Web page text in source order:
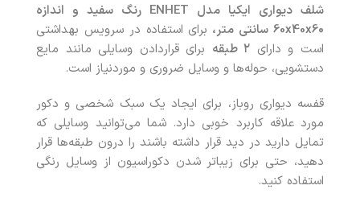
شلف دیواری ایکیا مدل ENHET رنگ سفید و اندازه
60x40x60 سانتی متر،
برای استفاده در سرویس بهداشتی
است و دارای ۲ طبقه
برای قراردادن وسایلی مانند مایع
دستشویی، حوله‌ها و وسایل ضروری و موردنیاز است.
قفسه دیواری روباز، برای ایجاد یک سبک شخصی و دکور
مورد علاقه کاربرد خوبی دارد. شما می‌توانید وسایلی که
تمایل دارید در دید قرار داشته باشند را درون طبقه‌ها قرار
دهید، حتی برای زیباتر شدن دکوراسیون از وسایل رنگی
استفاده کنید.